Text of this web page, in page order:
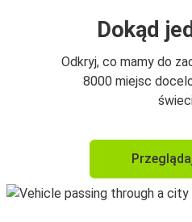
Dokąd
Odkryj, co mamy do
8000 miejsc